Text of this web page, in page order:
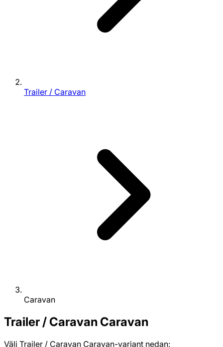
Trailer / Caravan
Caravan
Trailer / Caravan Caravan
Välj Trailer / Caravan Caravan-variant nedan: